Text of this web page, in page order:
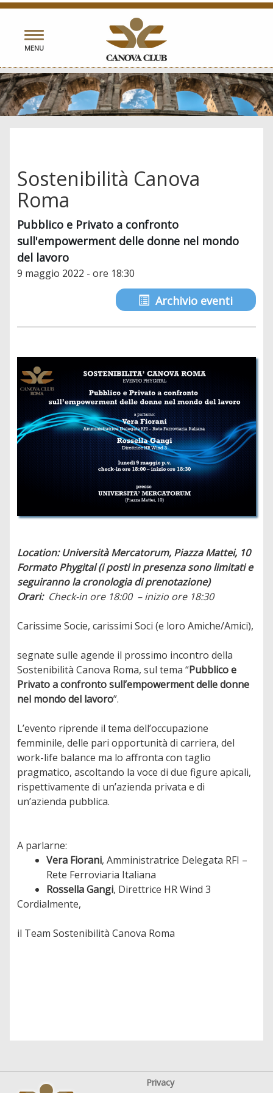
Toggle
navigation
MENU
Sostenibilità Canova
Roma
Pubblico e Privato a confronto
sull'empowerment delle donne nel mondo
del lavoro
9 maggio 2022 - ore 18:30
Archivio eventi
Location: Università Mercatorum, Piazza Mattei, 10
Formato Phygital (i posti in presenza sono limitati e
seguiranno la cronologia di prenotazione)
Orari: Check-in ore 18:00 – inizio ore 18:30
Carissime Socie, carissimi Soci (e loro Amiche/Amici),
segnate sulle agende il prossimo incontro della
Sostenibilità Canova Roma, sul tema “Pubblico e
Privato a confronto sull’empowerment delle donne
nel mondo del lavoro”.
L’evento riprende il tema dell’occupazione
femminile, delle pari opportunità di carriera, del
work-life balance ma lo affronta con taglio
pragmatico, ascoltando la voce di due figure apicali,
rispettivamente di un’azienda privata e di
un’azienda pubblica.
A parlarne:
Vera Fiorani, Amministratrice Delegata RFI –
Rete Ferroviaria Italiana
Rossella Gangi, Direttrice HR Wind 3
Cordialmente,
il Team Sostenibilità Canova Roma
Privacy